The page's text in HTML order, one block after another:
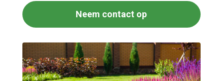
Neem contact op